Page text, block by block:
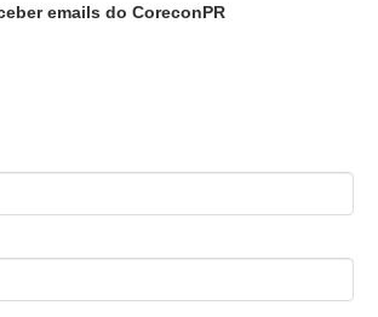
emails do CoreconPR